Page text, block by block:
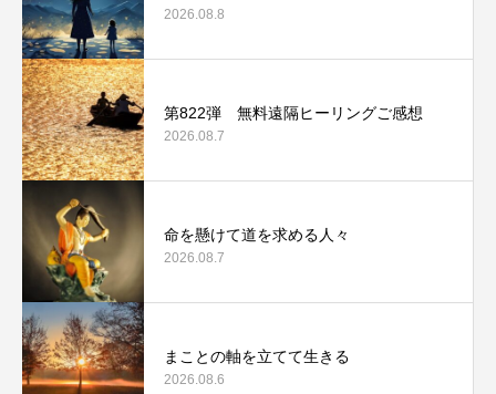
2026.08.8
第822弾 無料遠隔ヒーリングご感想
2026.08.7
命を懸けて道を求める人々
2026.08.7
まことの軸を立てて生きる
2026.08.6